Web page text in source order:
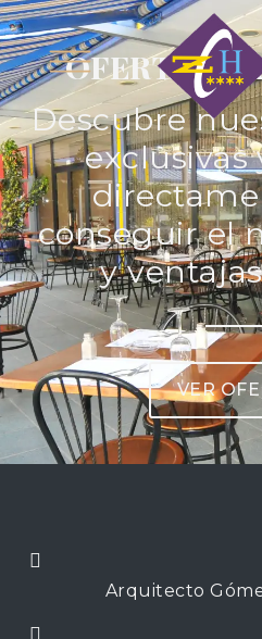
OFERTAS
Descubre
exclusivas
conseguir el
y
VER
Arquitecto